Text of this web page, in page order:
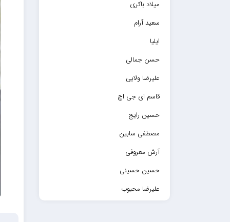
میلاد باکری
سعید آرام
ایلیا
حسن جمالی
علیرضا ولایی
قاسم ای جی اچ
حسین رایج
مصطفی سابین
آرش معروفی
حسین حسینی
علیرضا محبوب